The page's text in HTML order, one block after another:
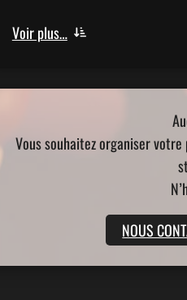
Voir plus…
Vous souhaitez organiser
NOUS